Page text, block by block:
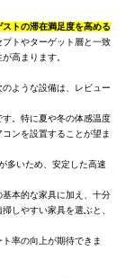
ストの滞在満足度を高める
トやターゲット層と一致
高まります。
ような設備は、レビュー
す。特に夏や冬の体感温度
ンを設置することが望ま
多いため、安定した高速
基本的な家具に加え、十分
しやすい家具を選ぶと、
率の向上が期待できま